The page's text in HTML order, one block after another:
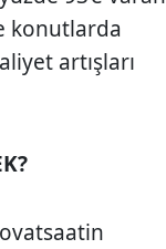
konutlarda
artışları